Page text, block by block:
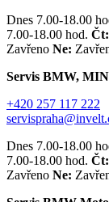
Dnes 7.00-18.00
7.00-18.00 hod. Čt:
Zavřeno Ne:
Servis BMW,
+420 257 117 222
Dnes 7.00-18.00
7.00-18.00 hod. Čt:
Zavřeno Ne: